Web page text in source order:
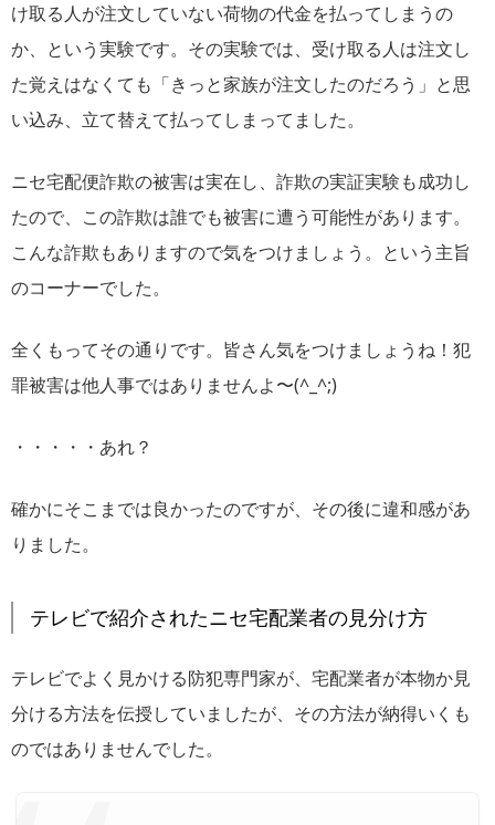
け取る人が注文していない荷物の代金を払ってしまうの
か、という実験です。その実験では、受け取る人は注文し
た覚えはなくても「きっと家族が注文したのだろう」と思
い込み、立て替えて払ってしまってました。
ニセ宅配便詐欺の被害は実在し、詐欺の実証実験も成功し
たので、この詐欺は誰でも被害に遭う可能性があります。
こんな詐欺もありますので気をつけましょう。という主旨
のコーナーでした。
全くもってその通りです。皆さん気をつけましょうね！犯
罪被害は他人事ではありませんよ〜(^_^;)
・・・・・あれ？
確かにそこまでは良かったのですが、その後に違和感があ
りました。
テレビで紹介されたニセ宅配業者の見分け方
テレビでよく見かける防犯専門家が、宅配業者が本物か見
分ける方法を伝授していましたが、その方法が納得いくも
のではありませんでした。